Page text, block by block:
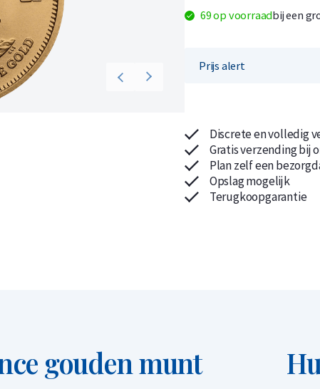
Koop nu de meest voordelige gouden munten en baren
Koop nu de meest voordelige zilveren munten en baren
69 op voorraadbij een
Prijs alert
Discrete en volledig
Gratis verzending bij
Plan zelf een
Opslag mogelijk
Terugkoopgarantie
gouden munt